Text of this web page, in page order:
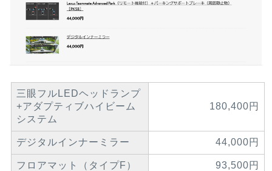
三眼フルLEDヘッドランプ
+アダプティブハイビーム
システム
180,400円
デジタルインナーミラー 44,000円
フロアマット（タイプF） 93,500円